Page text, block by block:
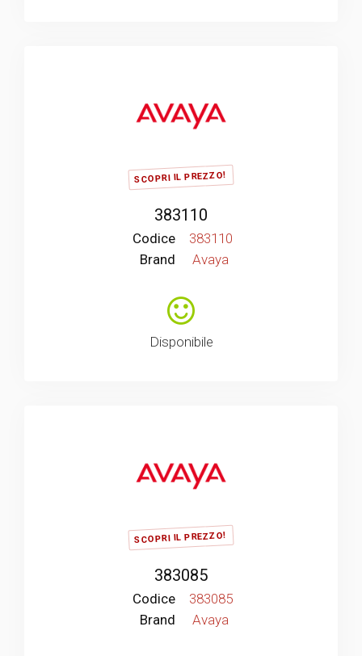
SCOPRI IL PREZZO!
383110
Codice
383110
Brand
Avaya
Disponibile
SCOPRI IL PREZZO!
383085
Codice
383085
Brand
Avaya